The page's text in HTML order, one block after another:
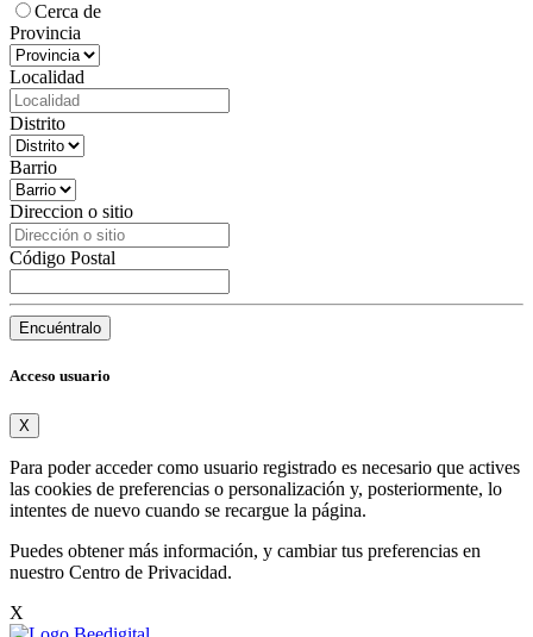
Cerca de
Provincia
Localidad
Distrito
Barrio
Direccion o sitio
Código Postal
Encuéntralo
Acceso usuario
X
Para poder acceder como usuario registrado es necesario que actives
las cookies de preferencias o personalización y, posteriormente, lo
intentes de nuevo cuando se recargue la página.
Puedes obtener más información, y cambiar tus preferencias en
nuestro Centro de Privacidad.
X